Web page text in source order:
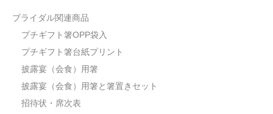
ブライダル関連商品
プチギフト箸OPP袋入
プチギフト箸台紙プリント
披露宴（会食）用箸
披露宴（会食）用箸と箸置きセット
招待状・席次表